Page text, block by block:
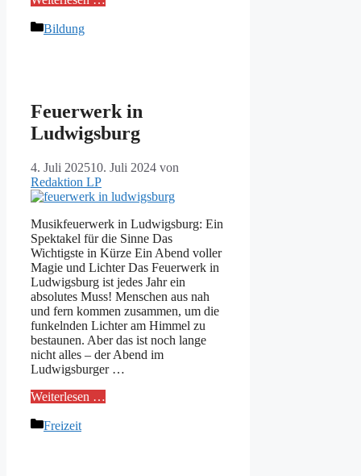
Kategorien
Bildung
Feuerwerk in
Ludwigsburg
4. Juli 202510. Juli 2024 von
Redaktion LP
Musikfeuerwerk in Ludwigsburg: Ein
Spektakel für die Sinne Das
Wichtigste in Kürze Ein Abend voller
Magie und Lichter Das Feuerwerk in
Ludwigsburg ist jedes Jahr ein
absolutes Muss! Menschen aus nah
und fern kommen zusammen, um die
funkelnden Lichter am Himmel zu
bestaunen. Aber das ist noch lange
nicht alles – der Abend im
Ludwigsburger …
Weiterlesen …
Kategorien
Freizeit